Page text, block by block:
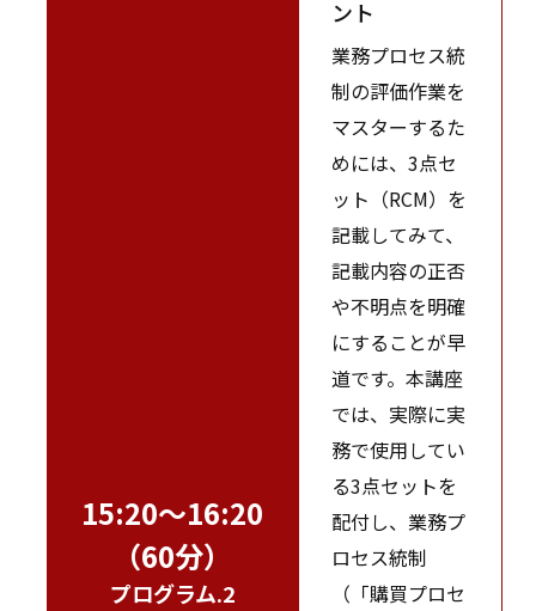
15:20～16:20
（60分）
プログラム.2
ント
業務プロセス統
制の評価作業を
マスターするた
めには、3点セ
ット（RCM）を
記載してみて、
記載内容の正否
や不明点を明確
にすることが早
道です。本講座
では、実際に実
務で使用してい
る3点セットを
配付し、業務プ
ロセス統制
（「購買プロセ